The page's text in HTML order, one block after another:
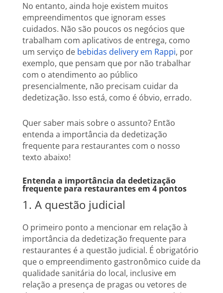
No entanto, ainda hoje existem muitos
empreendimentos que ignoram esses
cuidados. Não são poucos os negócios que
trabalham com aplicativos de entrega, como
um serviço de bebidas delivery em Rappi, por
exemplo, que pensam que por não trabalhar
com o atendimento ao público
presencialmente, não precisam cuidar da
dedetização. Isso está, como é óbvio, errado.
Quer saber mais sobre o assunto? Então
entenda a importância da dedetização
frequente para restaurantes com o nosso
texto abaixo!
Entenda a importância da dedetização
frequente para restaurantes em 4 pontos
1. A questão judicial
O primeiro ponto a mencionar em relação à
importância da dedetização frequente para
restaurantes é a questão judicial. É obrigatório
que o empreendimento gastronômico cuide da
qualidade sanitária do local, inclusive em
relação a presença de pragas ou vetores de